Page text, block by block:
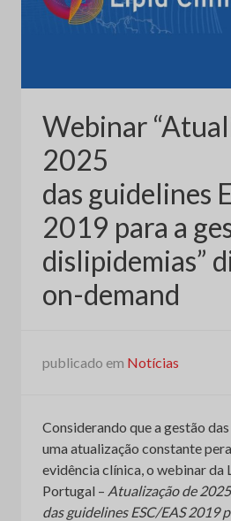
Webinar
2025
das guidelines
2019 para a
dislipidemias”
on-demand
publicado em Notícias
Considerando que a gestão
uma atualização constante
evidência clínica, o webinar
Portugal – Atualização de 2025
das guidelines ESC/EAS 2019